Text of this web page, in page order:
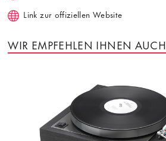
Link zur offiziellen Website
WIR EMPFEHLEN IHNEN AUCH